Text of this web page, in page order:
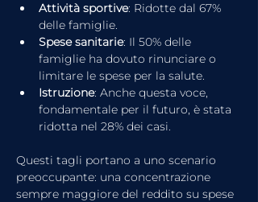
Attività sportive: Ridotte dal 67%
delle famiglie.
Spese sanitarie: Il 50% delle
famiglie ha dovuto rinunciare o
limitare le spese per la salute.
Istruzione: Anche questa voce,
fondamentale per il futuro, è stata
ridotta nel 28% dei casi.
Questi tagli portano a uno scenario
preoccupante: una concentrazione
sempre maggiore del reddito su spese